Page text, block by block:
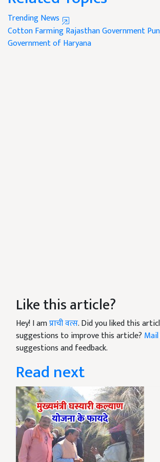
Trending News
Cotton FarmingRajasthan Government
Government of Haryana
Like this article?
Hey! I amप्राची वत्स. Did you liked this
suggestions to improve this article? Mail
suggestions and feedback.
Read next